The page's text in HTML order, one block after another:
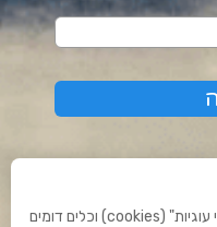
לידיעתכם, באתר זה נעשה שימוש ב"קבצי עוגיות" (cookies) וכלים דומים